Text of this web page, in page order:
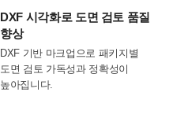
DXF 시각화로 도면 검토 품질
향상
DXF 기반 마크업으로 패키지별
도면 검토 가독성과 정확성이
높아집니다.